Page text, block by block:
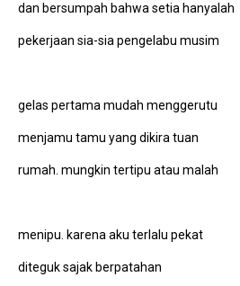
dan bersumpah bahwa setia hanyalah
pekerjaan sia-sia pengelabu musim
gelas pertama mudah menggerutu
menjamu tamu yang dikira tuan
rumah. mungkin tertipu atau malah
menipu. karena aku terlalu pekat
diteguk sajak berpatahan